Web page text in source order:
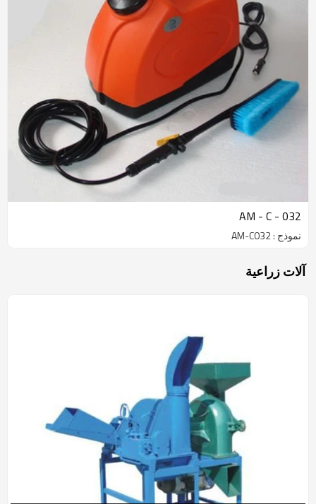
AM - C - 032
نموذج : AM-C032
آلات زراعية